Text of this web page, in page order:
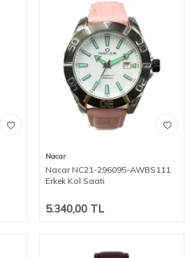
Nacar
Nacar NC21-296095-AWBS111
Erkek Kol Saati
5.340,00 TL